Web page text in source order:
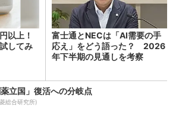
以上！
してみ
富士通とNECは「AI需要の手
応え」をどう語った？ 2026
年下半期の見通しを考察
薬立国」復活への分岐点
総合研究所)